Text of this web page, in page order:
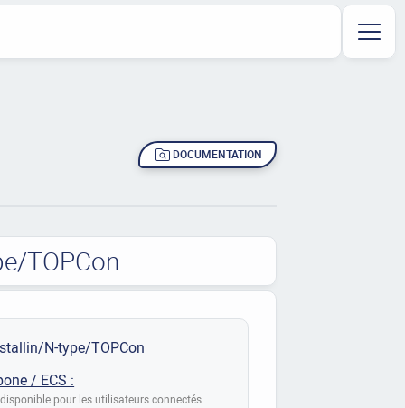
DOCUMENTATION
TOPCon
N-type/TOPCon
/ ECS :
pour les utilisateurs connectés